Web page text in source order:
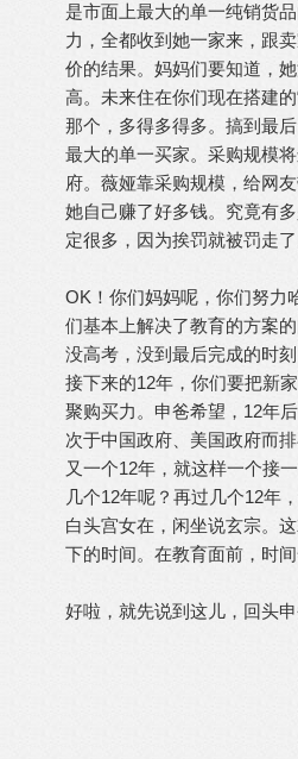
是市面上最大的单一纯销货
力，全都收到她一家来，跟
价的结果。妈妈们要知道，
高。未来住在你们现在搭建
那个，多得多得多。搞到最
最大的单一买家。采购规模
府。薇娅靠采购规模，给网
她自己赚了好多钱。究竟有
定很多，因为挨罚就被罚走了
OK ！你们妈妈呢，你们努
们基本上解决了教育的方案
没高考，没到最后完成的时
接下来的12年，你们要把新
聚购买力。申爸希望，12年
次于中国政府、美国政府而
又一个12年，就这样一个接
几个12年呢？再过几个12年
白头宫女在，闲坐说玄宗。
下的时间。在教育面前，时间
好啦，就先说到这儿，回头申